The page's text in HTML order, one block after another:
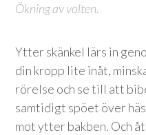
Ökning av volten.
Ytter skänkel lärs in
din kropp lite inåt,
rörelse och se till att
samtidigt spöet över
mot ytter bakben. Och